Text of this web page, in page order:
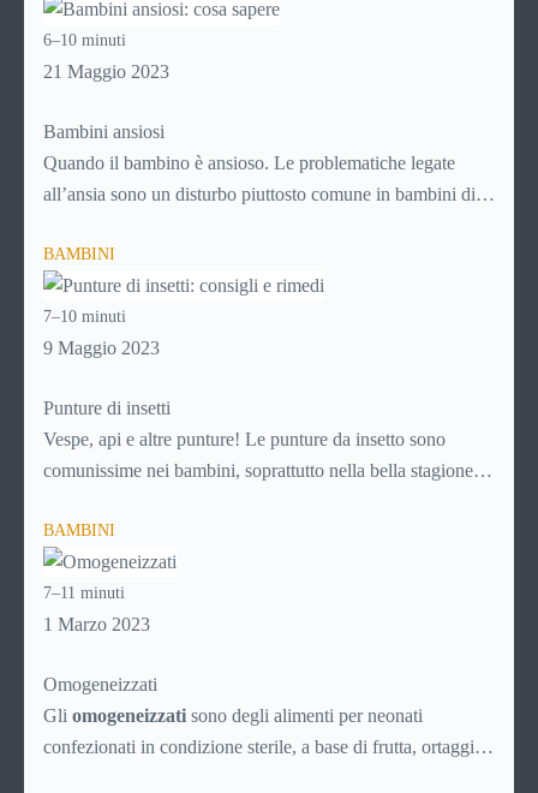
proprie trappole per i nostri figli.
6–10 minuti
21 Maggio 2023
Bambini ansiosi
Quando il bambino è ansioso. Le problematiche legate
all’ansia sono un disturbo piuttosto comune in bambini di
evitare che si trasformino in un problema più grande, con la
crescita. Per sapere di più su come affrontare i disturbi
legati all’ansia nei bambini, continua a leggere!
BAMBINI
7–10 minuti
9 Maggio 2023
Punture di insetti
Vespe, api e altre punture! Le punture da insetto sono
comunissime nei bambini, soprattutto nella bella stagione
all’aria aperta. Ad ogni puntura, però, c’è il suo rimedio.
Scopricome comportarti in caso di puntura di insetto
continuando a leggere questa guida!
BAMBINI
7–11 minuti
1 Marzo 2023
Omogeneizzati
Gli omogeneizzati sono degli alimenti per neonati
confezionati in condizione sterile, a base di frutta, ortaggi o